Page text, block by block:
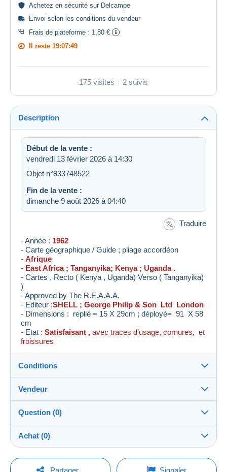
Achetez en sécurité sur Delcampe
Envoi selon les conditions du vendeur
Frais de plateforme : 1,80 €
Il reste 19:07:48
175 visites 2 suivis
Description
Début de la vente :
vendredi 13 février 2026 à 14:30
Objet n°933748522
Fin de la vente :
dimanche 9 août 2026 à 04:40
Traduire
- Année : 1962
- Carte géographique / Guide ; pliage accordéon
- Afrique
- East Africa ; Tanganyika; Kenya ; Uganda .
- Cartes , Recto ( Kenya , Uganda) Verso ( Tanganyika)
)
- Approved by The R.E.A.A.A.
- Editeur :SHELL ; George Philip & Son Ltd London
- Dimensions : replié = 15 X 29cm ; déployé= 91 X 58
cm
- Etat : Satisfaisant , avec traces d'usage, cornures, et
froissures
Conditions
Destination :
Voir la liste des pays
Expédition :
Envoi après paiement
A charge de l'acheteur
Vendeur
levieuxblanc100%(7126x)
Boutique
Question (0)
Pour poser une question, vous devez ouvrir
Achat (0)
Dernière actualisation : 09:32:06
Partager Signaler